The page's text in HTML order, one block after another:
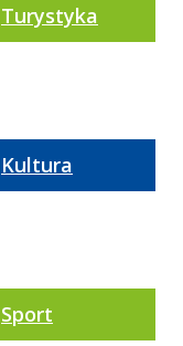
Turystyka
Kultura
Sport